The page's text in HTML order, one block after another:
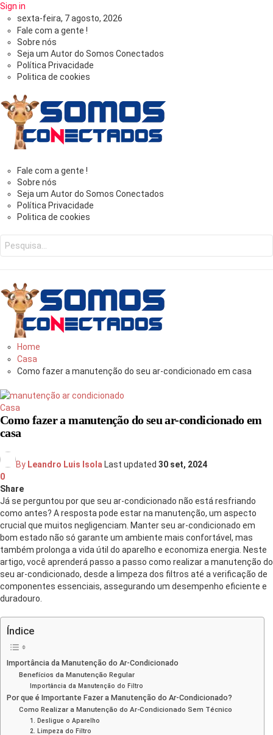
Sign in
sexta-feira, 7 agosto, 2026
Fale com a gente !
Sobre nós
Seja um Autor do Somos Conectados
Política Privacidade
Politica de cookies
Somos
Conectados
Você
informado
Fale com a gente !
Sobre nós
Seja um Autor do Somos Conectados
Política Privacidade
Politica de cookies
Home
Casa
Como fazer a manutenção do seu ar-condicionado em casa
Casa
Como fazer a manutenção do seu ar-condicionado em
casa
By Leandro Luis Isola Last updated 30 set, 2024
0
Share
Já se perguntou por que seu ar-condicionado não está resfriando
como antes? A resposta pode estar na manutenção, um aspecto
crucial que muitos negligenciam. Manter seu ar-condicionado em
bom estado não só garante um ambiente mais confortável, mas
também prolonga a vida útil do aparelho e economiza energia. Neste
artigo, você aprenderá passo a passo como realizar a manutenção do
seu ar-condicionado, desde a limpeza dos filtros até a verificação de
componentes essenciais, assegurando um desempenho eficiente e
duradouro.
Índice
Importância da Manutenção do Ar-Condicionado
Benefícios da Manutenção Regular
Importância da Manutenção do Filtro
Por que é Importante Fazer a Manutenção do Ar-Condicionado?
Como Realizar a Manutenção do Ar-Condicionado Sem Técnico
1. Desligue o Aparelho
2. Limpeza do Filtro